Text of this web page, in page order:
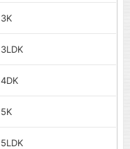
3K
3LDK
4DK
5K
5LDK